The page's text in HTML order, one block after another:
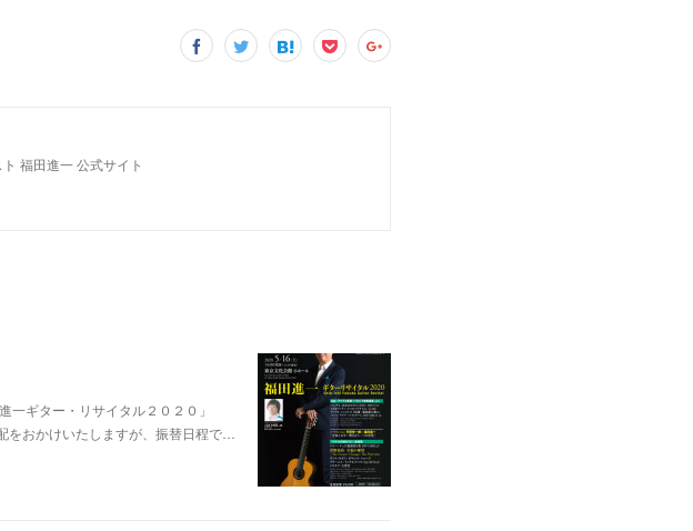
福田進一 公式サイト
ギター・リサイタル２０２０」
おかけいたしますが、振替日程で…